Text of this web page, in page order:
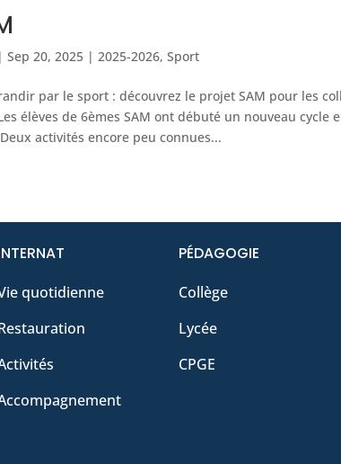
| Sep 20, 2025| 2025-2026, Sport
par le sport : découvrez le projet SAM pour les
élèves de 6èmes SAM ont débuté un nouveau
activités encore peu connues...
quotidienne
PÉDAGOGIE
Collège
Lycée
CPGE